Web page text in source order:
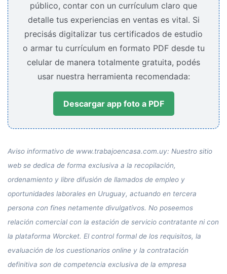
público, contar con un currículum claro que
detalle tus experiencias en ventas es vital. Si
precisás digitalizar tus certificados de estudio
o armar tu currículum en formato PDF desde tu
celular de manera totalmente gratuita, podés
usar nuestra herramienta recomendada:
Descargar app foto a PDF
Aviso informativo de www.trabajoencasa.com.uy: Nuestro sitio
web se dedica de forma exclusiva a la recopilación,
ordenamiento y libre difusión de llamados de empleo y
oportunidades laborales en Uruguay, actuando en tercera
persona con fines netamente divulgativos. No poseemos
relación comercial con la estación de servicio contratante ni con
la plataforma Worcket. El control formal de los requisitos, la
evaluación de los cuestionarios online y la contratación
definitiva son de competencia exclusiva de la empresa